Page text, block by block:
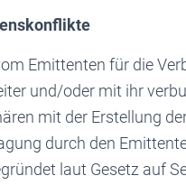
Emittenten für die
und/oder mit ihr
mit der Erstellung
durch den
laut Gesetz auf